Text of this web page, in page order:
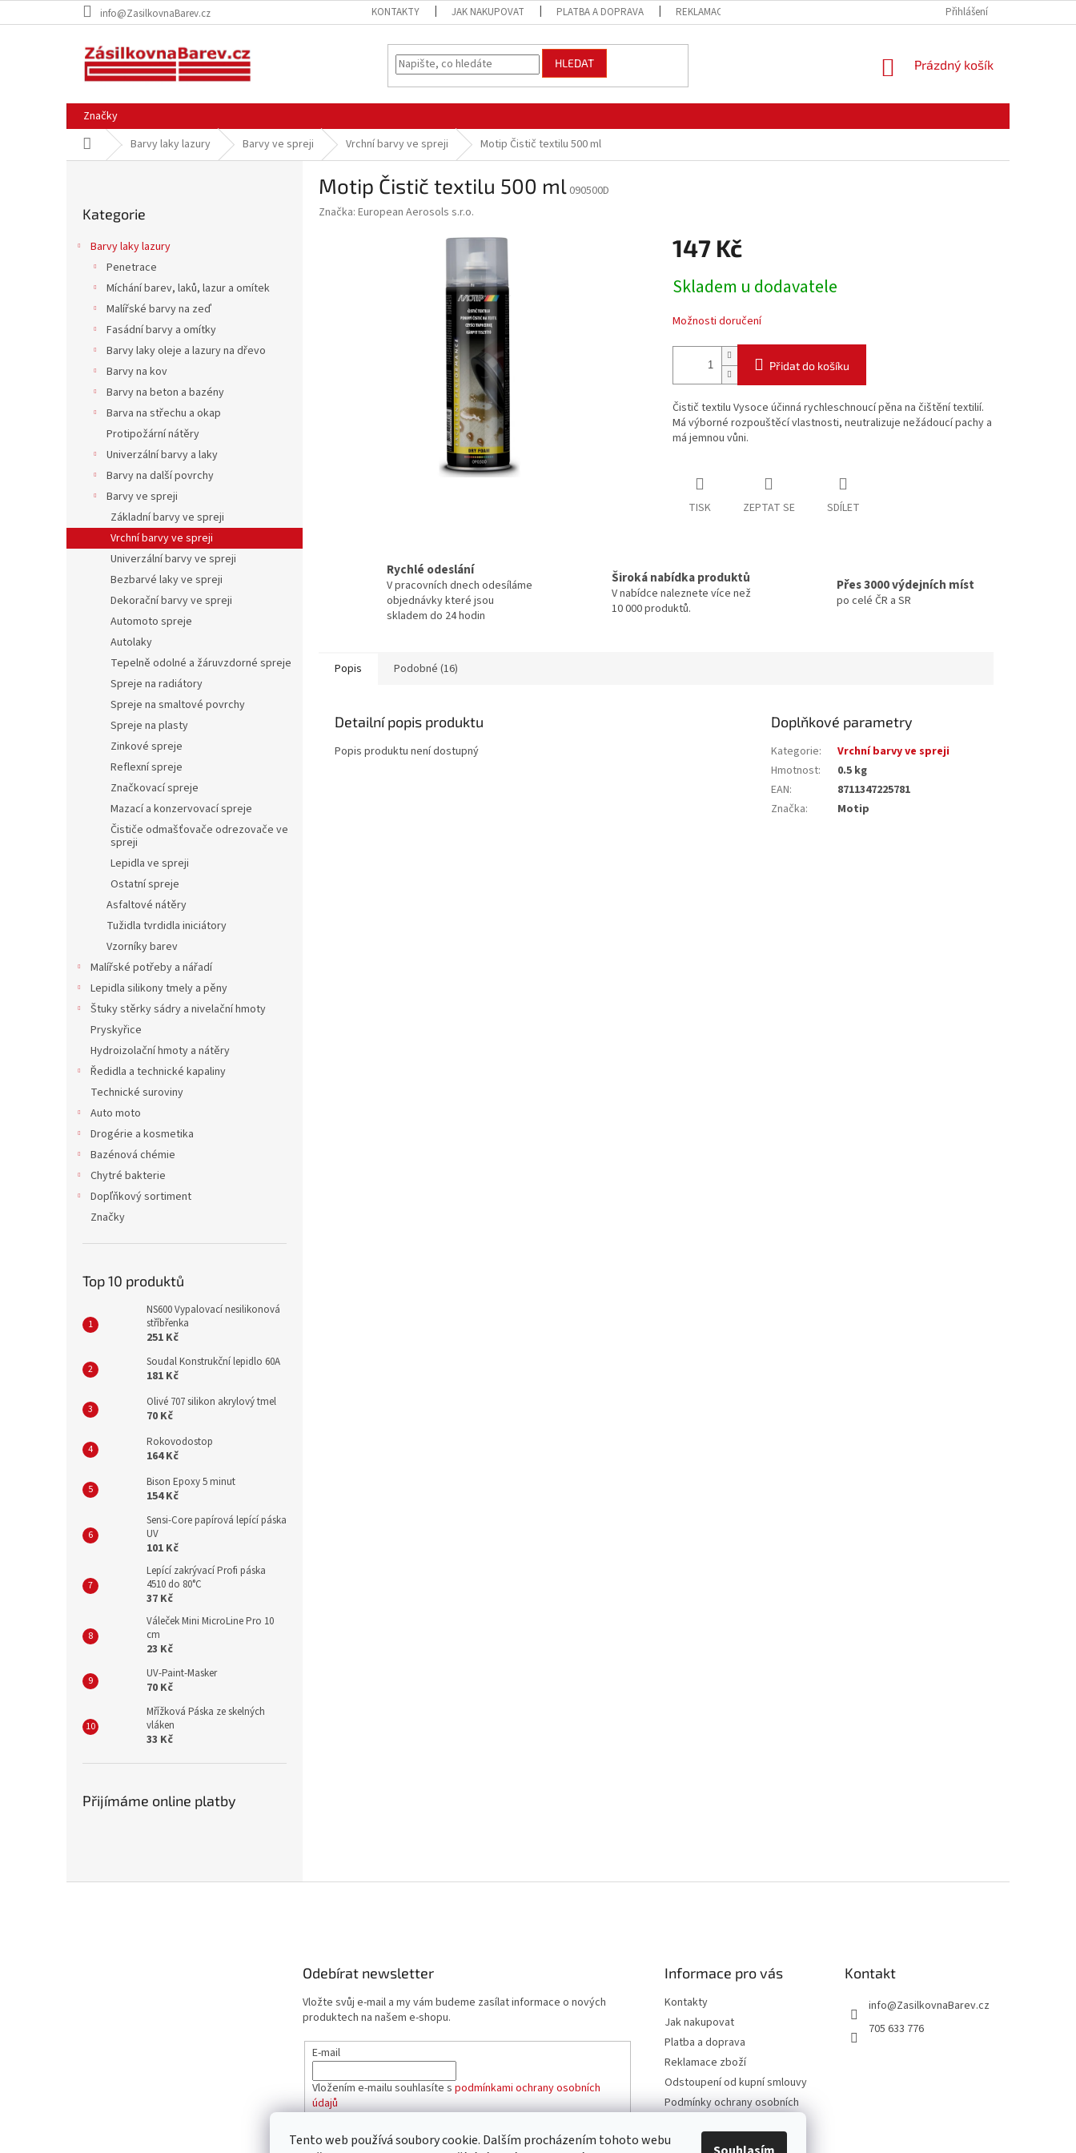
Tento web používá soubory cookie. Dalším procházením tohoto webu
na
info@ZasilkovnaBarev.cz KONTAKTY JAK NAKUPOVAT PLATBA A DOPRAVA REKLAMACE ZBOŽÍ PODMÍNKY OCHRANY
Přihlášení
HLEDAT
NÁKUPNÍ
Prázdný košík
Značky
Domů Barvy laky lazury Barvy ve spreji Vrchní barvy ve spreji Motip Čistič textilu 500 ml
kategorie
Kategorie
Barvy laky lazury
Penetrace
Míchání barev, laků, lazur a omítek
Malířské barvy na zeď
Fasádní barvy a omítky
Barvy laky oleje a lazury na dřevo
Barvy na kov
Barvy na beton a bazény
Barva na střechu a okap
Protipožární nátěry
Univerzální barvy a laky
Barvy na další povrchy
Barvy ve spreji
Základní barvy ve spreji
Vrchní barvy ve spreji
Univerzální barvy ve spreji
Bezbarvé laky ve spreji
Dekorační barvy ve spreji
Automoto spreje
Autolaky
Tepelně odolné a žáruvzdorné spreje
Spreje na radiátory
Spreje na smaltové povrchy
Spreje na plasty
Zinkové spreje
Reflexní spreje
Značkovací spreje
Mazací a konzervovací spreje
Čističe odmašťovače odrezovače ve
spreji
Lepidla ve spreji
Ostatní spreje
Asfaltové nátěry
Tužidla tvrdidla iniciátory
Vzorníky barev
Malířské potřeby a nářadí
Lepidla silikony tmely a pěny
Štuky stěrky sádry a nivelační hmoty
Pryskyřice
Hydroizolační hmoty a nátěry
Ředidla a technické kapaliny
Technické suroviny
Auto moto
Drogérie a kosmetika
Bazénová chémie
Chytré bakterie
Dopľňkový sortiment
Značky
Top 10 produktů
NS600 Vypalovací nesilikonová
stříbřenka
251 Kč
Soudal Konstrukční lepidlo 60A
181 Kč
Olivé 707 silikon akrylový tmel
70 Kč
Rokovodostop
164 Kč
Bison Epoxy 5 minut
154 Kč
Sensi-Core papírová lepící páska
UV
101 Kč
Lepící zakrývací Profi páska
4510 do 80°C
37 Kč
Váleček Mini MicroLine Pro 10
cm
23 Kč
UV-Paint-Masker
70 Kč
Mřížková Páska ze skelných
vláken
33 Kč
Přijímáme online platby
Motip Čistič textilu 500 ml 090500D
Značka: European Aerosols s.r.o.
147 Kč
cena:
Skladem u dodavatele
Možnosti doručení
Přidat do košíku
Čistič textilu Vysoce účinná rychleschnoucí pěna na čištění textilií.
Má výborné rozpouštěcí vlastnosti, neutralizuje nežádoucí pachy a
má jemnou vůni.
TISK ZEPTAT SE SDÍLET
Rychlé odeslání
V pracovních dnech odesíláme
objednávky které jsou
skladem do 24 hodin
Široká nabídka produktů
V nabídce naleznete více než
10 000 produktů.
Přes 3000 výdejních míst
po celé ČR a SR
Popis Podobné (16)
Detailní popis produktu
Popis produktu není dostupný
Doplňkové parametry
Kategorie:
Vrchní barvy ve spreji
Hmotnost:
0.5 kg
EAN:
8711347225781
Značka: Motip
Odebírat newsletter
Vložte svůj e-mail a my vám budeme zasílat informace o nových
produktech na našem e-shopu.
E-mail
Vložením e-mailu souhlasíte s podmínkami ochrany osobních
údajů
PŘIHLÁSIT SE
Informace pro vás
Kontakty
Jak nakupovat
Platba a doprava
Reklamace zboží
Odstoupení od kupní smlouvy
Podmínky ochrany osobních
Obchodní podmínky
Kontakt
info@ZasilkovnaBarev.cz
705 633 776